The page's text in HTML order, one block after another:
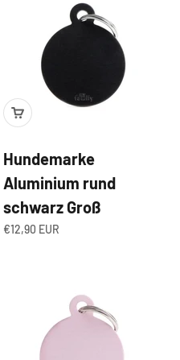
Hundemarke
Aluminium rund
schwarz Groß
Angebot
€12,90 EUR